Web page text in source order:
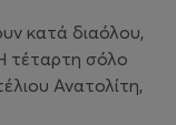
κατά διαόλου,
τέταρτη σόλο
Ανατολίτη,